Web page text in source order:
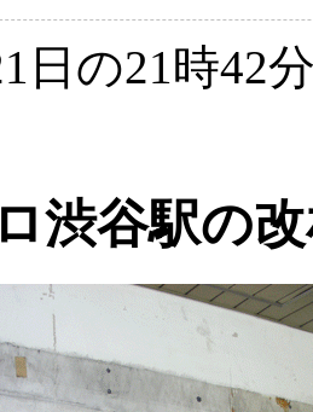
日の21時42
渋谷駅の